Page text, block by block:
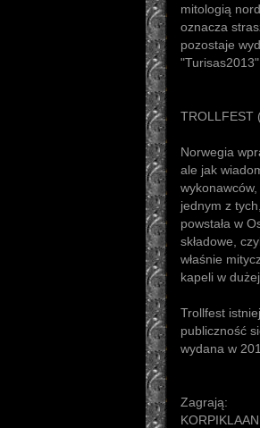
mitologią
oznacza
pozostaje
"Turisas2013".
TROLLFEST
Norwegia
ale jak
jednym z
powstała w
składowe,
właśnie
kapeli w
Trollfest
publiczność
wydana w
Zagrają: